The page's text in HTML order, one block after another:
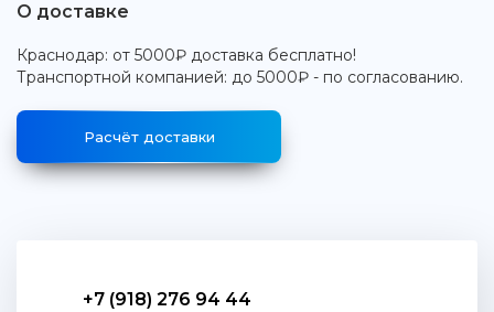
О доставке
Краснодар: от 5000₽ доставка бесплатно!
Транспортной компанией: до 5000₽ - по согласованию.
Расчёт доставки
+7 (918) 276 94 44